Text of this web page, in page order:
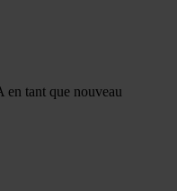
tant que nouveau